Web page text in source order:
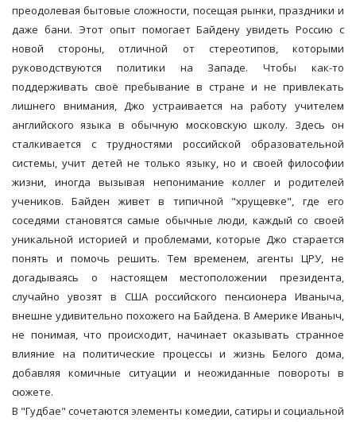
преодолевая бытовые сложности, посещая рынки, праздники и
даже бани. Этот опыт помогает Байдену увидеть Россию с
новой стороны, отличной от стереотипов, которыми
руководствуются политики на Западе. Чтобы как-то
поддерживать своё пребывание в стране и не привлекать
лишнего внимания, Джо устраивается на работу учителем
английского языка в обычную московскую школу. Здесь он
сталкивается с трудностями российской образовательной
системы, учит детей не только языку, но и своей философии
жизни, иногда вызывая непонимание коллег и родителей
учеников. Байден живет в типичной "хрущевке", где его
соседями становятся самые обычные люди, каждый со своей
уникальной историей и проблемами, которые Джо старается
понять и помочь решить. Тем временем, агенты ЦРУ, не
догадываясь о настоящем местоположении президента,
случайно увозят в США российского пенсионера Иваныча,
внешне удивительно похожего на Байдена. В Америке Иваныч,
не понимая, что происходит, начинает оказывать странное
влияние на политические процессы и жизнь Белого дома,
добавляя комичные ситуации и неожиданные повороты в
сюжете.
В "Гудбае" сочетаются элементы комедии, сатиры и социальной